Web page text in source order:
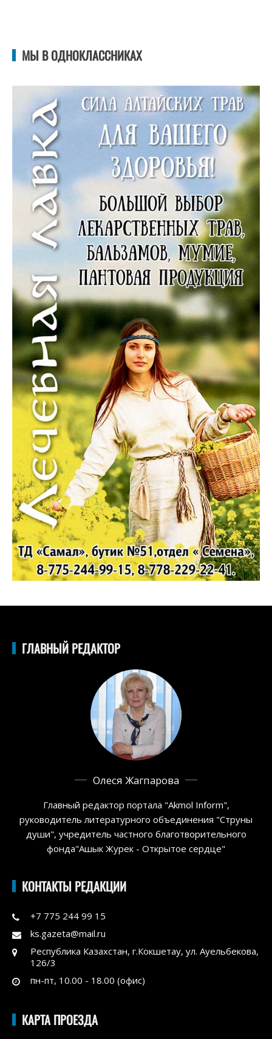
МЫ В ОДНОКЛАССНИКАХ
ГЛАВНЫЙ РЕДАКТОР
Олеся Жагпарова
Главный редактор портала "Akmol Inform",
руководитель литературного объединения "Струны
души", учредитель частного благотворительного
фонда"Ашык Журек - Открытое сердце"
КОНТАКТЫ РЕДАКЦИИ
+7 775 244 99 15
ks.gazeta@mail.ru
Республика Казахстан, г.Кокшетау, ул. Ауельбекова,
126/3
пн-пт, 10.00 - 18.00 (офис)
КАРТА ПРОЕЗДА